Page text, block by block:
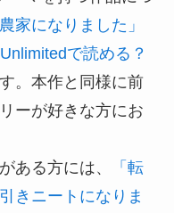
家になりました」
で読める？
。本作と同様に前
ーが好きな方にお
ある方には、
「転
きニートになりま